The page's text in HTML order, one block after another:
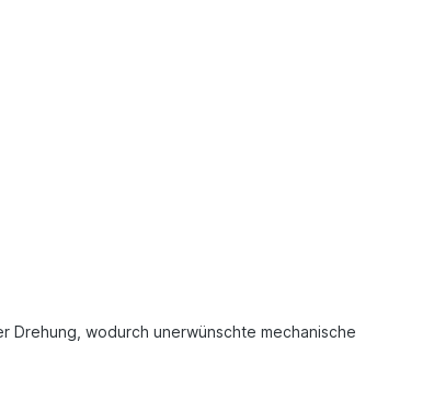
wodurch unerwünschte mechanische